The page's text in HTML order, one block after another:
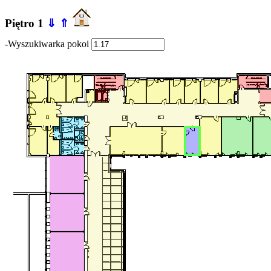
Piętro 1 ⇓ ⇑
-Wyszukiwarka pokoi